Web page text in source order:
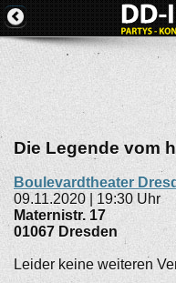
Die Legende vom
Boulevardtheater
09.11.2020 | 19:30 Uhr
Maternistr. 17
01067 Dresden
Leider keine weiteren